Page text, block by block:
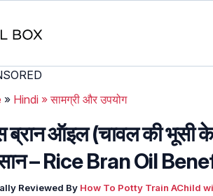
» Hindi »सामग्री और उपयोग
ब्रान ऑइल (चावल की भूसी
– Rice Bran Oil
Reviewed By How To Potty Train AChild